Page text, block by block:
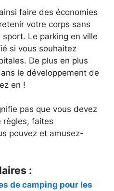
faire des économies
votre corps sans
Le parking en ville
si vous souhaitez
De plus en plus
le développement de
en !
pas que vous devez
règles, faites
pouvez et amusez-
:
de camping pour les